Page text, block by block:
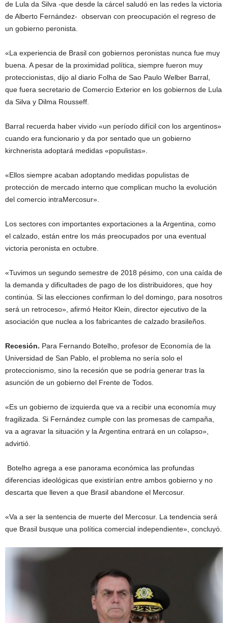
de Lula da Silva -que desde la cárcel saludó en las redes la victoria
de Alberto Fernández- observan con preocupación el regreso de
un gobierno peronista.
«La experiencia de Brasil con gobiernos peronistas nunca fue muy
buena. A pesar de la proximidad política, siempre fueron muy
proteccionistas, dijo al diario Folha de Sao Paulo Welber Barral,
que fuera secretario de Comercio Exterior en los gobiernos de Lula
da Silva y Dilma Rousseff.
Barral recuerda haber vivido «un período difícil con los argentinos»
cuando era funcionario y da por sentado que un gobierno
kirchnerista adoptará medidas «populistas».
«Ellos siempre acaban adoptando medidas populistas de
protección de mercado interno que complican mucho la evolución
del comercio intraMercosur».
Los sectores con importantes exportaciones a la Argentina, como
el calzado, están entre los más preocupados por una eventual
victoria peronista en octubre.
«Tuvimos un segundo semestre de 2018 pésimo, con una caída de
la demanda y dificultades de pago de los distribuidores, que hoy
continúa. Si las elecciones confirman lo del domingo, para nosotros
será un retroceso», afirmó Heitor Klein, director ejecutivo de la
asociación que nuclea a los fabricantes de calzado brasileños.
Recesión. Para Fernando Botelho, profesor de Economía de la
Universidad de San Pablo, el problema no sería solo el
proteccionismo, sino la recesión que se podría generar tras la
asunción de un gobierno del Frente de Todos.
«Es un gobierno de izquierda que va a recibir una economía muy
fragilizada. Si Fernández cumple con las promesas de campaña,
va a agravar la situación y la Argentina entrará en un colapso»,
advirtió.
Botelho agrega a ese panorama económica las profundas
diferencias ideológicas que existirían entre ambos gobierno y no
descarta que lleven a que Brasil abandone el Mercosur.
«Va a ser la sentencia de muerte del Mercosur. La tendencia será
que Brasil busque una política comercial independiente», concluyó.